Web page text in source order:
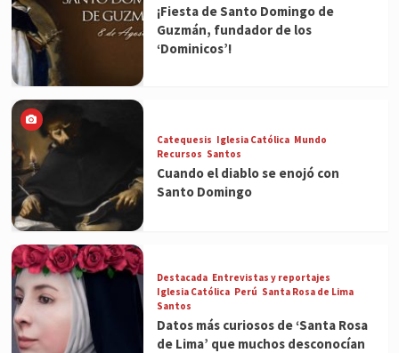
¡Fiesta de Santo Domingo de
Guzmán, fundador de los
‘Dominicos’!
Catequesis Iglesia Católica Mundo
Recursos Santos
Cuando el diablo se enojó con
Santo Domingo
Destacada Entrevistas y reportajes
Iglesia Católica Perú Santa Rosa de Lima
Santos
Datos más curiosos de ‘Santa Rosa
de Lima’ que muchos desconocían